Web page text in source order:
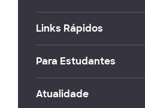
Links Rápidos
Para Estudantes
Atualidade